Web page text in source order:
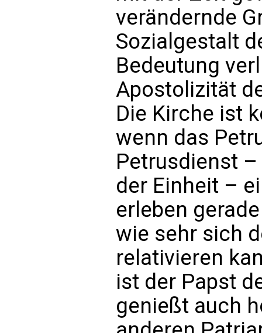
verändernde
Sozialgestalt
Bedeutung
Apostolizität
Die Kirche ist
wenn das
Petrusdienst
der Einheit –
erleben
wie sehr sich
relativieren
ist der Papst
genießt auch